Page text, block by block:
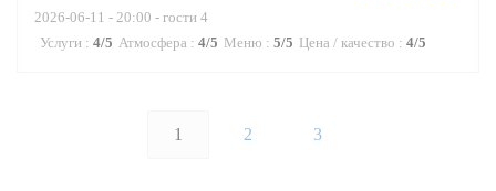
2026-06-11 - 20:00 - гости 4
Услуги : 4/5 Атмосфера : 4/5 Меню : 5/5 Цена / качество : 4/5
1 2 3